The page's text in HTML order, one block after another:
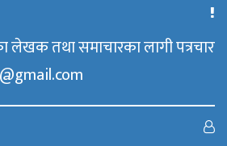
तथा समाचारका लागी पत्रचार